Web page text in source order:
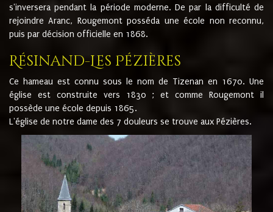
s'inversera pendant la période moderne. De par la difficulté de
rejoindre Aranc, Rougemont posséda une école non reconnu,
puis par décision officielle en 1868.
Résinand-Les Pézières
Ce hameau est connu sous le nom de Tizenan en 1670. Une
église est construite vers 1830 ; et comme Rougemont il
possède une école depuis 1865.
L'église de notre dame des 7 douleurs se trouve aux Pézières.